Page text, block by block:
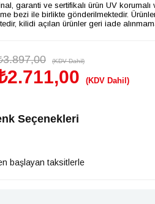
garanti ve sertifikalı ürün UV
bezi ile birlikte gönderilmektedir.
kilidi açılan ürünler geri iade
(KDV Dahil)
(KDV Dahil)
Seçenekleri
başlayan taksitlerle